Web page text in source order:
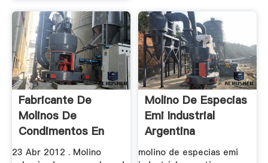
Fabricante De
Molinos De
Condimentos En
Peru
23 Abr 2012 . Molino
Molino De Especias
Emi Industrial
Argentina
molino de especias emi